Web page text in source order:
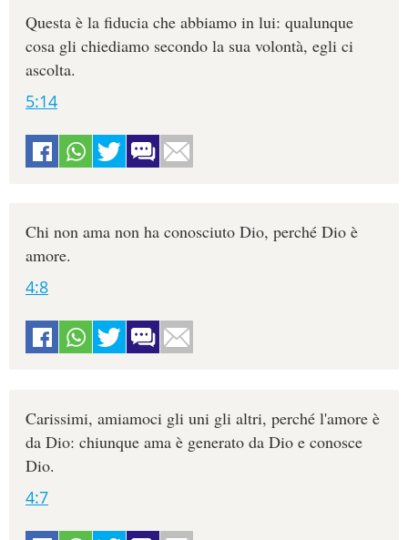
Questa è la fiducia che abbiamo in lui: qualunque
cosa gli chiediamo secondo la sua volontà, egli ci
ascolta.
5:14
Chi non ama non ha conosciuto Dio, perché Dio è
amore.
4:8
Carissimi, amiamoci gli uni gli altri, perché l'amore è
da Dio: chiunque ama è generato da Dio e conosce
Dio.
4:7